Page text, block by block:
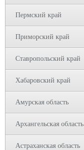
Пермский край
Приморский край
Ставропольский край
Хабаровский край
Амурская область
Архангельская область
Астраханская область